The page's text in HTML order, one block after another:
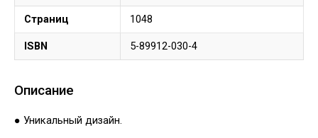
Страниц 1048
ISBN 5-89912-030-4
Описание
● Уникальный дизайн.